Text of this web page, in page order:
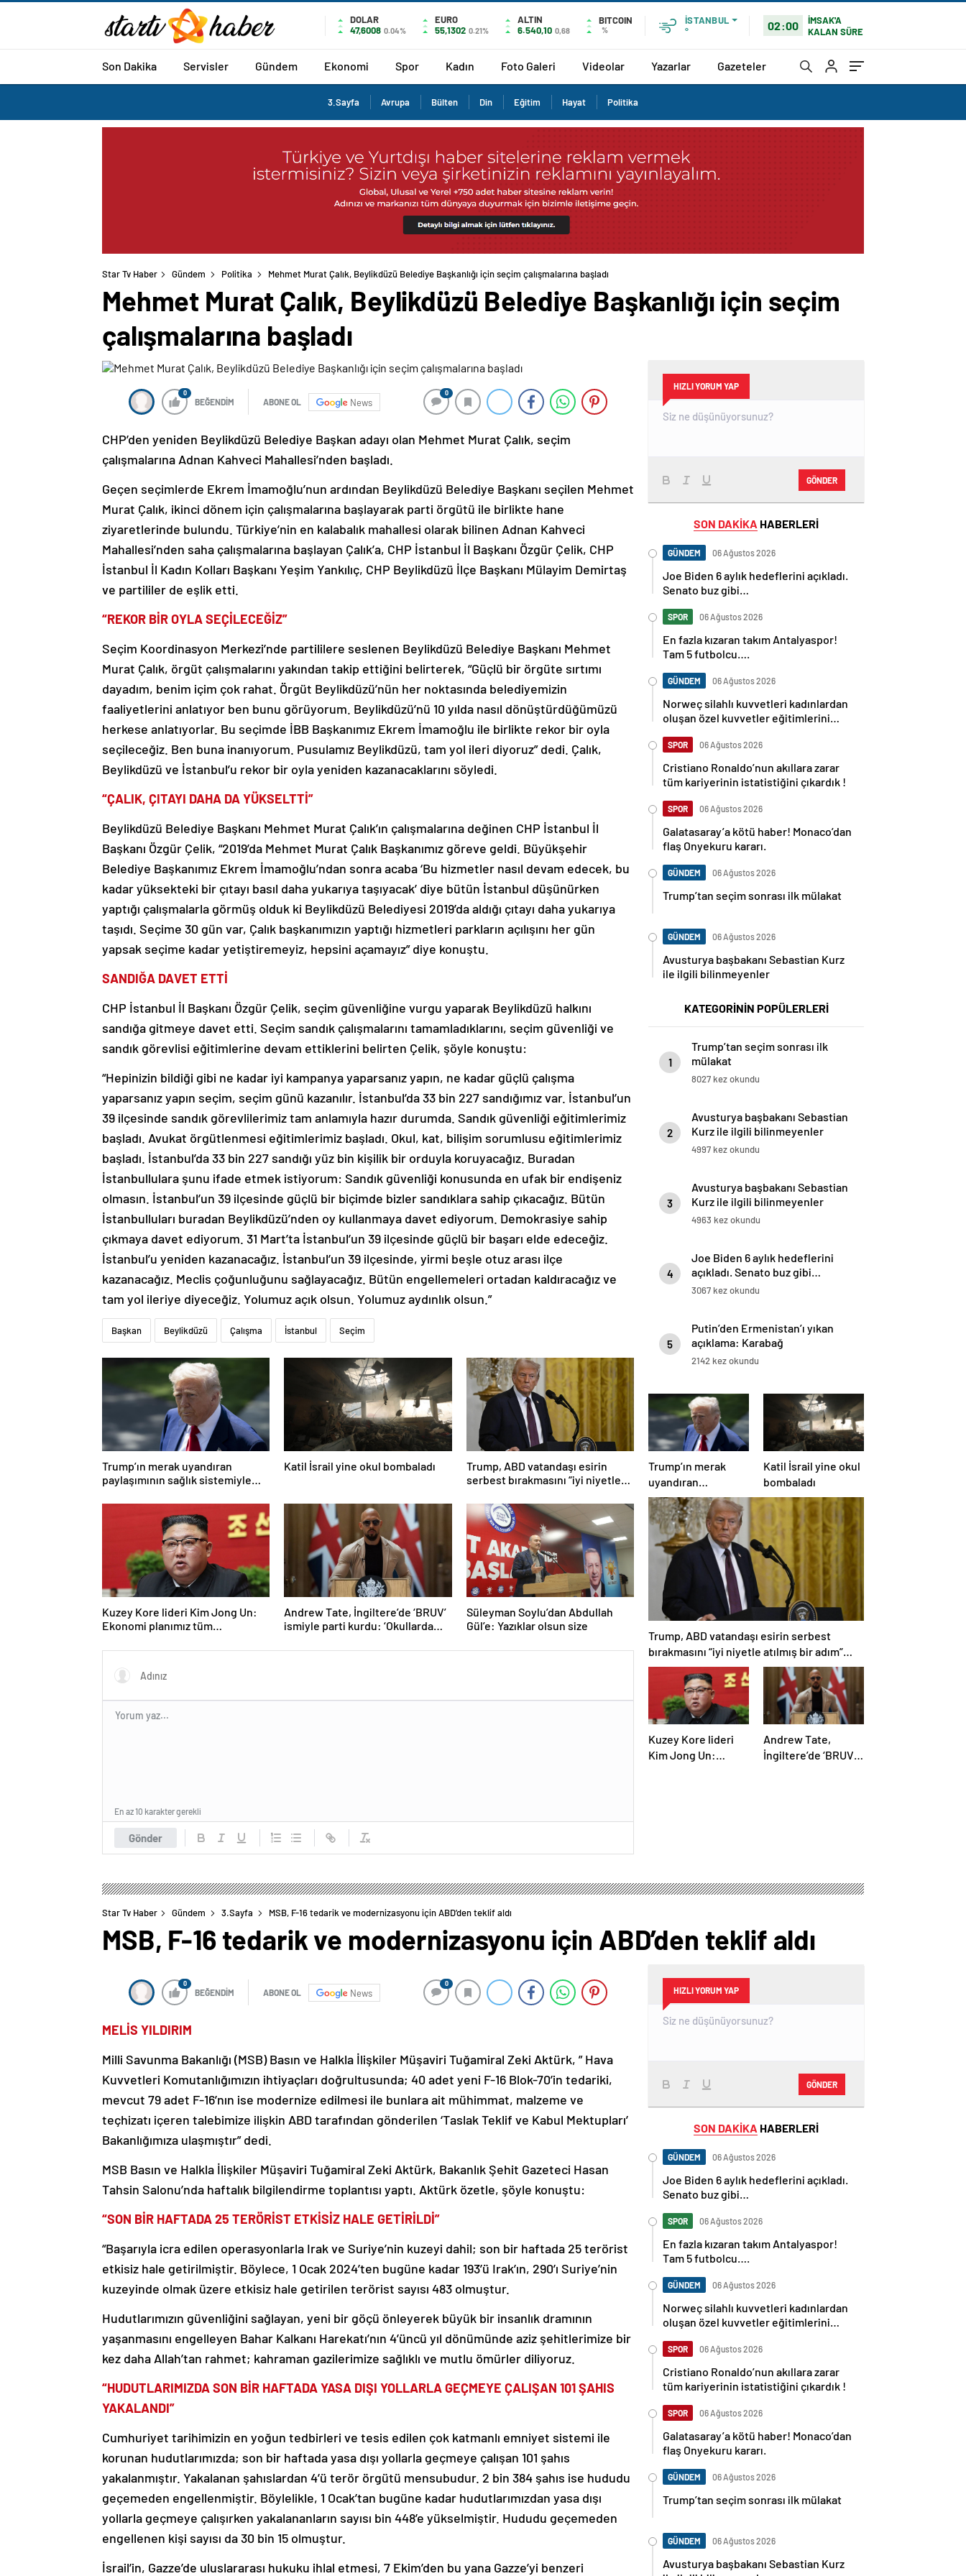
DOLAR
47,6008 0.04%
EURO
55,1302 0.21%
ALTIN
6.540,10 0,68
BITCOIN
%
İSTANBUL
°
02:00
İMSAK'A
KALAN SÜRE
Son Dakika Servisler Gündem Ekonomi Spor Kadın Foto Galeri Videolar Yazarlar Gazeteler
3.Sayfa Avrupa Bülten Din Eğitim Hayat Politika
Star Tv Haber Gündem Politika Mehmet Murat Çalık, Beylikdüzü Belediye Başkanlığı için seçim çalışmalarına başladı
Mehmet Murat Çalık, Beylikdüzü Belediye Başkanlığı için seçim
çalışmalarına başladı
0
BEĞENDİM ABONE OL News
0
CHP’den yeniden Beylikdüzü Belediye Başkan adayı olan Mehmet Murat Çalık, seçim
çalışmalarına Adnan Kahveci Mahallesi’nden başladı.
Geçen seçimlerde Ekrem İmamoğlu’nun ardından Beylikdüzü Belediye Başkanı seçilen Mehmet
Murat Çalık, ikinci dönem için çalışmalarına başlayarak parti örgütü ile birlikte hane
ziyaretlerinde bulundu. Türkiye’nin en kalabalık mahallesi olarak bilinen Adnan Kahveci
Mahallesi’nden saha çalışmalarına başlayan Çalık’a, CHP İstanbul İl Başkanı Özgür Çelik, CHP
İstanbul İl Kadın Kolları Başkanı Yeşim Yankılıç, CHP Beylikdüzü İlçe Başkanı Mülayim Demirtaş
ve partililer de eşlik etti.
“REKOR BİR OYLA SEÇİLECEĞİZ”
Seçim Koordinasyon Merkezi’nde partililere seslenen Beylikdüzü Belediye Başkanı Mehmet
Murat Çalık, örgüt çalışmalarını yakından takip ettiğini belirterek, “Güçlü bir örgüte sırtımı
dayadım, benim içim çok rahat. Örgüt Beylikdüzü’nün her noktasında belediyemizin
faaliyetlerini anlatıyor ben bunu görüyorum. Beylikdüzü’nü 10 yılda nasıl dönüştürdüğümüzü
herkese anlatıyorlar. Bu seçimde İBB Başkanımız Ekrem İmamoğlu ile birlikte rekor bir oyla
seçileceğiz. Ben buna inanıyorum. Pusulamız Beylikdüzü, tam yol ileri diyoruz” dedi. Çalık,
Beylikdüzü ve İstanbul’u rekor bir oyla yeniden kazanacaklarını söyledi.
“ÇALIK, ÇITAYI DAHA DA YÜKSELTTİ”
Beylikdüzü Belediye Başkanı Mehmet Murat Çalık’ın çalışmalarına değinen CHP İstanbul İl
Başkanı Özgür Çelik, “2019’da Mehmet Murat Çalık Başkanımız göreve geldi. Büyükşehir
Belediye Başkanımız Ekrem İmamoğlu’ndan sonra acaba ‘Bu hizmetler nasıl devam edecek, bu
kadar yüksekteki bir çıtayı basıl daha yukarıya taşıyacak’ diye bütün İstanbul düşünürken
yaptığı çalışmalarla görmüş olduk ki Beylikdüzü Belediyesi 2019’da aldığı çıtayı daha yukarıya
taşıdı. Seçime 30 gün var, Çalık başkanımızın yaptığı hizmetleri parkların açılışını her gün
yapsak seçime kadar yetiştiremeyiz, hepsini açamayız” diye konuştu.
SANDIĞA DAVET ETTİ
CHP İstanbul İl Başkanı Özgür Çelik, seçim güvenliğine vurgu yaparak Beylikdüzü halkını
sandığa gitmeye davet etti. Seçim sandık çalışmalarını tamamladıklarını, seçim güvenliği ve
sandık görevlisi eğitimlerine devam ettiklerini belirten Çelik, şöyle konuştu:
“Hepinizin bildiği gibi ne kadar iyi kampanya yaparsanız yapın, ne kadar güçlü çalışma
yaparsanız yapın seçim, seçim günü kazanılır. İstanbul’da 33 bin 227 sandığımız var. İstanbul’un
39 ilçesinde sandık görevlilerimiz tam anlamıyla hazır durumda. Sandık güvenliği eğitimlerimiz
başladı. Avukat örgütlenmesi eğitimlerimiz başladı. Okul, kat, bilişim sorumlusu eğitimlerimiz
başladı. İstanbul’da 33 bin 227 sandığı yüz bin kişilik bir orduyla koruyacağız. Buradan
İstanbullulara şunu ifade etmek istiyorum: Sandık güvenliği konusunda en ufak bir endişeniz
olmasın. İstanbul’un 39 ilçesinde güçlü bir biçimde bizler sandıklara sahip çıkacağız. Bütün
İstanbulluları buradan Beylikdüzü’nden oy kullanmaya davet ediyorum. Demokrasiye sahip
çıkmaya davet ediyorum. 31 Mart’ta İstanbul’un 39 ilçesinde güçlü bir başarı elde edeceğiz.
İstanbul’u yeniden kazanacağız. İstanbul’un 39 ilçesinde, yirmi beşle otuz arası ilçe
kazanacağız. Meclis çoğunluğunu sağlayacağız. Bütün engellemeleri ortadan kaldıracağız ve
tam yol ileriye diyeceğiz. Yolumuz açık olsun. Yolumuz aydınlık olsun.”
Başkan Beylikdüzü Çalışma İstanbul Seçim
Trump’ın merak uyandıran
paylaşımının sağlık sistemiyle
Katil İsrail yine okul bombaladı
Trump, ABD vatandaşı esirin
serbest bırakmasını “iyi niyetle
değerlendirdi
Kuzey Kore lideri Kim Jong Un:
Ekonomi planımız tüm
Andrew Tate, İngiltere’de ‘BRUV’
ismiyle parti kurdu: ‘Okullarda
yasaklayacağız’
Süleyman Soylu’dan Abdullah
Gül’e: Yazıklar olsun size
Gönder
En az 10 karakter gerekli
HIZLI YORUM YAP
GÖNDER
SON DAKİKA HABERLERİ
GÜNDEM 06 Ağustos 2026
Joe Biden 6 aylık hedeflerini açıkladı.
Senato buz gibi…
SPOR 06 Ağustos 2026
En fazla kızaran takım Antalyaspor!
Tam 5 futbolcu….
GÜNDEM 06 Ağustos 2026
Norweç silahlı kuvvetleri kadınlardan
oluşan özel kuvvetler eğitimlerini
SPOR 06 Ağustos 2026
Cristiano Ronaldo’nun akıllara zarar
tüm kariyerinin istatistiğini çıkardık !
SPOR 06 Ağustos 2026
Galatasaray’a kötü haber! Monaco’dan
flaş Onyekuru kararı.
GÜNDEM 06 Ağustos 2026
Trump’tan seçim sonrası ilk mülakat
GÜNDEM 06 Ağustos 2026
Avusturya başbakanı Sebastian Kurz
ile ilgili bilinmeyenler
KATEGORİNİN POPÜLERLERİ
1
Trump’tan seçim sonrası ilk
mülakat
8027 kez okundu
2
Avusturya başbakanı Sebastian
Kurz ile ilgili bilinmeyenler
4997 kez okundu
3
Avusturya başbakanı Sebastian
Kurz ile ilgili bilinmeyenler
4963 kez okundu
4
Joe Biden 6 aylık hedeflerini
açıkladı. Senato buz gibi…
3067 kez okundu
5
Putin’den Ermenistan’ı yıkan
açıklama: Karabağ
Azerbaycan’ın ayrılmaz bir
2142 kez okundu
Trump’ın merak
uyandıran
paylaşımının sağlık
sistemiyle ilgili
kararname olduğu
anlaşıldı
Katil İsrail yine okul
bombaladı
Trump, ABD vatandaşı esirin serbest
bırakmasını “iyi niyetle atılmış bir adım”
olarak değerlendirdi
Kuzey Kore lideri
Kim Jong Un:
Andrew Tate,
İngiltere’de ‘BRUV’
Star Tv Haber Gündem 3.Sayfa MSB, F-16 tedarik ve modernizasyonu için ABD’den teklif aldı
MSB, F-16 tedarik ve modernizasyonu için ABD’den teklif aldı
0
BEĞENDİM ABONE OL News
0
MELİS YILDIRIM
Milli Savunma Bakanlığı (MSB) Basın ve Halkla İlişkiler Müşaviri Tuğamiral Zeki Aktürk, ” Hava
Kuvvetleri Komutanlığımızın ihtiyaçları doğrultusunda; 40 adet yeni F-16 Blok-70’in tedariki,
mevcut 79 adet F-16’nın ise modernize edilmesi ile bunlara ait mühimmat, malzeme ve
teçhizatı içeren talebimize ilişkin ABD tarafından gönderilen ‘Taslak Teklif ve Kabul Mektupları’
Bakanlığımıza ulaşmıştır” dedi.
MSB Basın ve Halkla İlişkiler Müşaviri Tuğamiral Zeki Aktürk, Bakanlık Şehit Gazeteci Hasan
Tahsin Salonu’nda haftalık bilgilendirme toplantısı yaptı. Aktürk özetle, şöyle konuştu:
“SON BİR HAFTADA 25 TERÖRİST ETKİSİZ HALE GETİRİLDİ”
“Başarıyla icra edilen operasyonlarla Irak ve Suriye’nin kuzeyi dahil; son bir haftada 25 terörist
etkisiz hale getirilmiştir. Böylece, 1 Ocak 2024’ten bugüne kadar 193’ü Irak’ın, 290’ı Suriye’nin
kuzeyinde olmak üzere etkisiz hale getirilen terörist sayısı 483 olmuştur.
Hudutlarımızın güvenliğini sağlayan, yeni bir göçü önleyerek büyük bir insanlık dramının
yaşanmasını engelleyen Bahar Kalkanı Harekatı’nın 4’üncü yıl dönümünde aziz şehitlerimize bir
kez daha Allah’tan rahmet; kahraman gazilerimize sağlıklı ve mutlu ömürler diliyoruz.
“HUDUTLARIMIZDA SON BİR HAFTADA YASA DIŞI YOLLARLA GEÇMEYE ÇALIŞAN 101 ŞAHIS
YAKALANDI”
Cumhuriyet tarihimizin en yoğun tedbirleri ve tesis edilen çok katmanlı emniyet sistemi ile
korunan hudutlarımızda; son bir haftada yasa dışı yollarla geçmeye çalışan 101 şahıs
yakalanmıştır. Yakalanan şahıslardan 4’ü terör örgütü mensubudur. 2 bin 384 şahıs ise hududu
geçemeden engellenmiştir. Böylelikle, 1 Ocak’tan bugüne kadar hudutlarımızdan yasa dışı
yollarla geçmeye çalışırken yakalananların sayısı bin 448’e yükselmiştir. Hududu geçemeden
engellenen kişi sayısı da 30 bin 15 olmuştur.
İsrail’in, Gazze’de uluslararası hukuku ihlal etmesi, 7 Ekim’den bu yana Gazze’yi benzeri
HIZLI YORUM YAP
GÖNDER
SON DAKİKA HABERLERİ
GÜNDEM 06 Ağustos 2026
Joe Biden 6 aylık hedeflerini açıkladı.
Senato buz gibi…
SPOR 06 Ağustos 2026
En fazla kızaran takım Antalyaspor!
Tam 5 futbolcu….
GÜNDEM 06 Ağustos 2026
Norweç silahlı kuvvetleri kadınlardan
oluşan özel kuvvetler eğitimlerini
SPOR 06 Ağustos 2026
Cristiano Ronaldo’nun akıllara zarar
tüm kariyerinin istatistiğini çıkardık !
SPOR 06 Ağustos 2026
Galatasaray’a kötü haber! Monaco’dan
flaş Onyekuru kararı.
GÜNDEM 06 Ağustos 2026
Trump’tan seçim sonrası ilk mülakat
GÜNDEM 06 Ağustos 2026
Avusturya başbakanı Sebastian Kurz